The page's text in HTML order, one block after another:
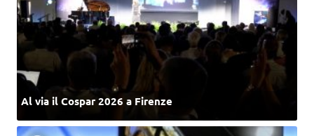
Al via il Cospar 2026 a Firenze